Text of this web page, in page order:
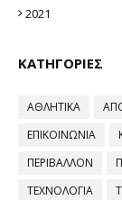
2021
ΚΑΤΗΓΟΡΙΕΣ
ΑΘΛΗΤΙΚΑ
ΕΠΙΚΟΙΝΩΝΙΑ
ΠΕΡΙΒΑΛΛΟΝ
ΤΕΧΝΟΛΟΓΙΑ